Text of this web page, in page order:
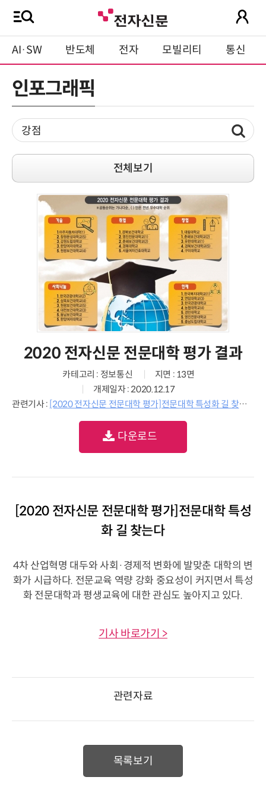
AI·SW 반도체 전자 모빌리티 통신
인포그래픽
전체보기
2020 전자신문 전문대학 평가 결과
카테고리 : 정보통신
지면 : 13면
개제일자 : 2020.12.17
관련기사 : [2020 전자신문 전문대학 평가]전문대학 특성화 길 찾는다
다운로드
[2020 전자신문 전문대학 평가]전문대학 특성
화 길 찾는다
4차 산업혁명 대두와 사회·경제적 변화에 발맞춘 대학의 변
화가 시급하다. 전문교육 역량 강화 중요성이 커지면서 특성
화 전문대학과 평생교육에 대한 관심도 높아지고 있다.
기사 바로가기 >
관련자료
목록보기